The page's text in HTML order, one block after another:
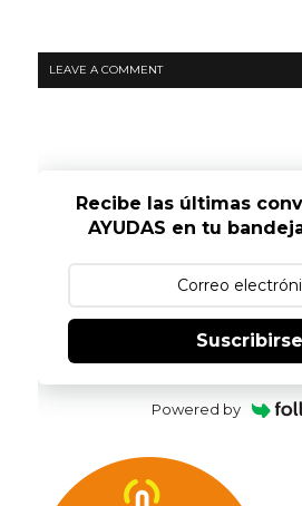
LEAVE A COMMENT
Recibe las últimas
AYUDAS en tu
Suscribirse
Powered by